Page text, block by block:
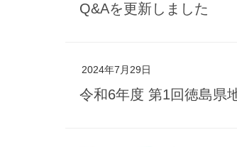
Q&Aを更新しました
2024年7月29日
令和6年度 第1回徳島県